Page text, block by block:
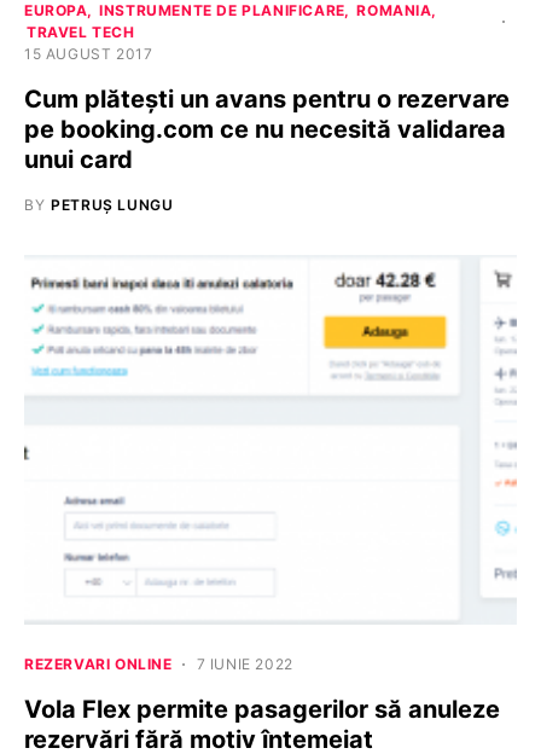
EUROPA INSTRUMENTE DE PLANIFICARE
ROMANIA
TRAVEL TECH
15 AUGUST 2017
Cum plătești un avans pentru o rezervare
pe booking.com ce nu necesită validarea
unui card
BY PETRUȘ LUNGU
REZERVARI ONLINE 7 IUNIE 2022
Vola Flex permite pasagerilor să anuleze
rezervări fără motiv întemeiat